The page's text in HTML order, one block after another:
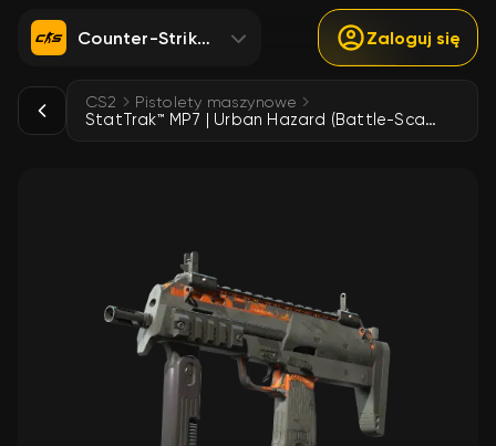
Counter-Strike 2 Zaloguj się
CS2 Pistolety maszynowe
StatTrak™ MP7 | Urban Hazard (Battle-Scarred)